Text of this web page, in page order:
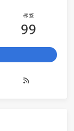
标签
99